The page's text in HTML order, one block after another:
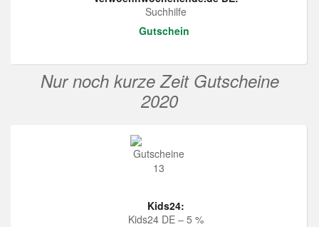
Suchhilfe
Gutschein
Nur noch kurze Zeit Gutscheine
2020
Kids24:
Kids24 DE – 5 %